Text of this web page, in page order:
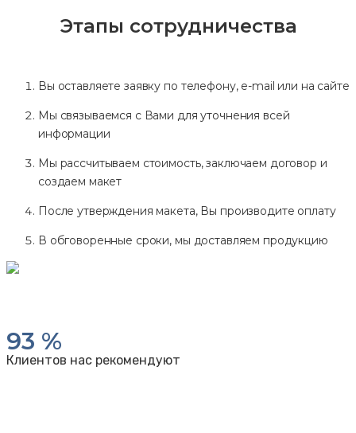
Этапы сотрудничества
Вы оставляете заявку по телефону, e-mail или на сайте
Мы связываемся с Вами для уточнения всей
информации
Мы рассчитываем стоимость, заключаем договор и
создаем макет
После утверждения макета, Вы производите оплату
В обговоренные сроки, мы доставляем продукцию
93 %
Клиентов нас рекомендуют